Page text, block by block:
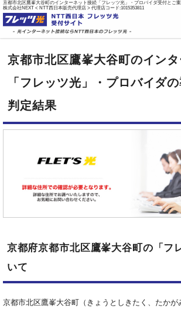
京都市北区鷹峯大谷町のインターネット接続「フレッツ光」・プロバイダ受付とご
株式会社NEXT < NTT西日本販売代理店 > 代理店コード:1015353811
戸建て向け料金
オプション
京都市北区鷹峯大谷町のイン
「フレッツ光」・プロバイダ
判定結果
京都府京都市北区鷹峯大谷町の「フ
いて
京都市北区鷹峯大谷町（きょうとしきたく、たかが